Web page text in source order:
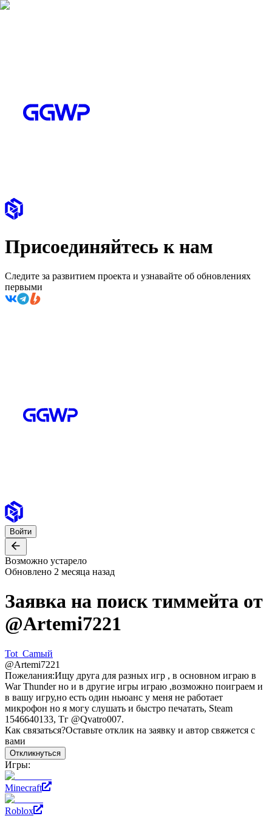
Присоединяйтесь к нам
Следите за развитием проекта и узнавайте об обновлениях
первыми
Войти
Возможно устарело
Обновлено 2 месяца назад
Заявка на поиск тиммейта от
@Artemi7221
Tot_Camый
@Artemi7221
Пожелания:Ищу друга для разных игр , в основном играю в
War Thunder но и в другие игры играю ,возможно поиграем и
в вашу игру,но есть один ньюанс у меня не работает
микрофон но я могу слушать и быстро печатать, Steam
1546640133, Тг @Qvatro007.
Как связаться?Оставьте отклик на заявку и автор свяжется с
вами
Откликнуться
Игры:
Minecraft
Roblox